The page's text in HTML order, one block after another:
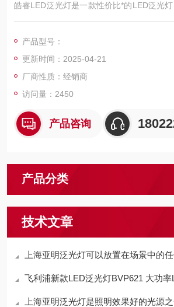
皓睿LED泛光灯是一款性价比*的LED泛光
高，是取代传统卤素灯的Z佳选择。
产品型号：
更新时间：2025-04-21
厂商性质：经销商
访问量：2450
产品咨询
产品分类
技术文章
上海亚明泛光灯可以放置在场景中的
飞利浦新款LED泛光灯BVP621 大功
上海亚明泛光灯是照明效果好的光源